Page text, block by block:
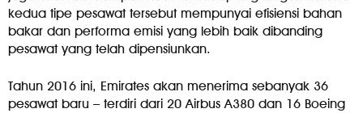
kedua tipe pesawat tersebut mempunyai efisiensi bahan
bakar dan performa emisi yang lebih baik dibanding
pesawat yang telah dipensiunkan.
Tahun 2016 ini, Emirates akan menerima sebanyak 36
pesawat baru – terdiri dari 20 Airbus A380 dan 16 Boeing